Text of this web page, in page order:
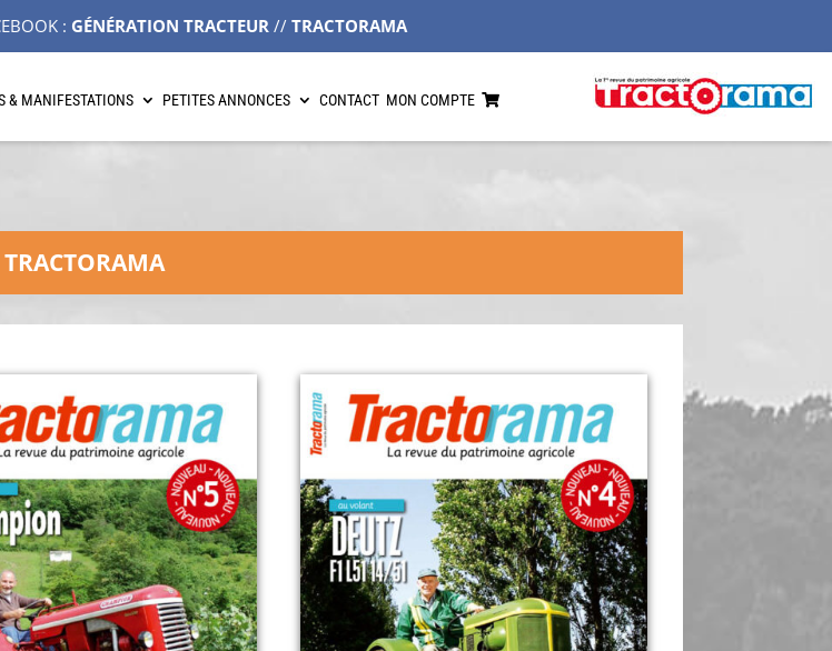
: GÉNÉRATION TRACTEUR// TRACTORAMA
& MANIFESTATIONS PETITES ANNONCES CONTACT MON COMPTE
TRACTORAMA